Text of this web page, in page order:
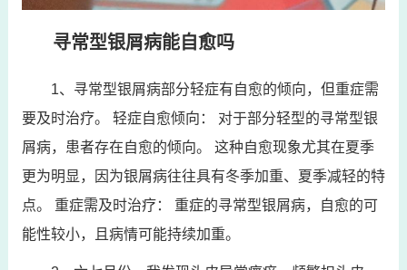
寻常型银屑病能自愈吗
1、寻常型银屑病部分轻症有自愈的倾向，但重症需
要及时治疗。 轻症自愈倾向： 对于部分轻型的寻常型银
屑病，患者存在自愈的倾向。 这种自愈现象尤其在夏季
更为明显，因为银屑病往往具有冬季加重、夏季减轻的特
点。 重症需及时治疗： 重症的寻常型银屑病，自愈的可
能性较小，且病情可能持续加重。